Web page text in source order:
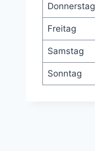
Donnerstag
Freitag
Samstag
Sonntag